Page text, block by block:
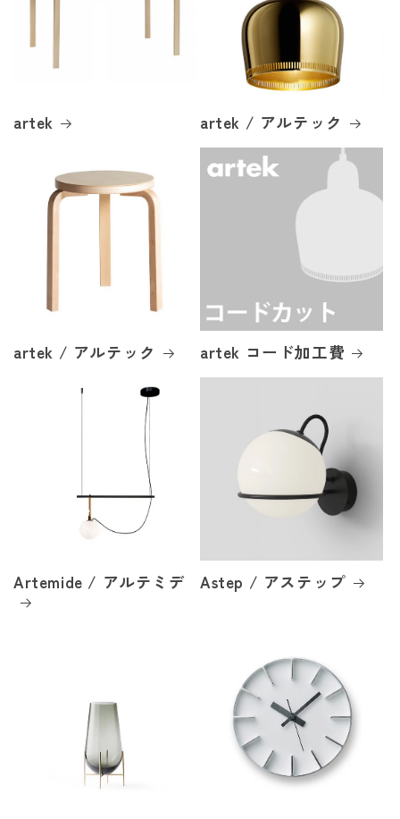
artek artek / アルテック
artek / アルテック artek コード加工費
Artemide / アルテミデ Astep / アステップ